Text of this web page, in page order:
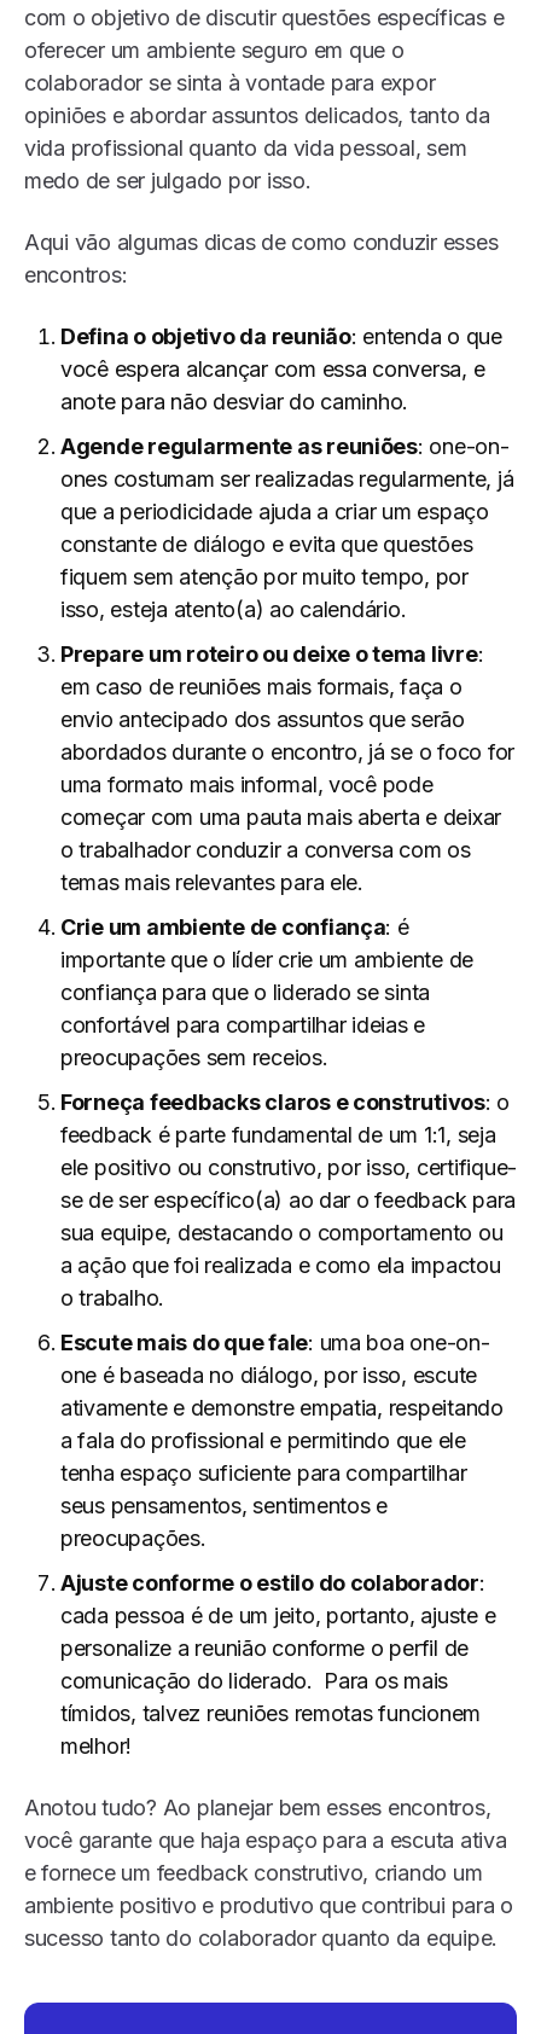
com o objetivo de discutir questões específicas e
oferecer um ambiente seguro em que o
colaborador se sinta à vontade para expor
opiniões e abordar assuntos delicados, tanto da
vida profissional quanto da vida pessoal, sem
medo de ser julgado por isso.
Aqui vão algumas dicas de como conduzir esses
encontros:
Defina o objetivo da reunião: entenda o que
você espera alcançar com essa conversa, e
anote para não desviar do caminho.
Agende regularmente as reuniões: one-on-
ones costumam ser realizadas regularmente, já
que a periodicidade ajuda a criar um espaço
constante de diálogo e evita que questões
fiquem sem atenção por muito tempo, por
isso, esteja atento(a) ao calendário.
Prepare um roteiro ou deixe o tema livre:
em caso de reuniões mais formais, faça o
envio antecipado dos assuntos que serão
abordados durante o encontro, já se o foco for
uma formato mais informal, você pode
começar com uma pauta mais aberta e deixar
o trabalhador conduzir a conversa com os
temas mais relevantes para ele.
Crie um ambiente de confiança: é
importante que o líder crie um ambiente de
confiança para que o liderado se sinta
confortável para compartilhar ideias e
preocupações sem receios.
Forneça feedbacks claros e construtivos: o
feedback é parte fundamental de um 1:1, seja
ele positivo ou construtivo, por isso, certifique-
se de ser específico(a) ao dar o feedback para
sua equipe, destacando o comportamento ou
a ação que foi realizada e como ela impactou
o trabalho.
Escute mais do que fale: uma boa one-on-
one é baseada no diálogo, por isso, escute
ativamente e demonstre empatia, respeitando
a fala do profissional e permitindo que ele
tenha espaço suficiente para compartilhar
seus pensamentos, sentimentos e
preocupações.
Ajuste conforme o estilo do colaborador:
cada pessoa é de um jeito, portanto, ajuste e
personalize a reunião conforme o perfil de
comunicação do liderado. Para os mais
tímidos, talvez reuniões remotas funcionem
melhor!
Anotou tudo? Ao planejar bem esses encontros,
você garante que haja espaço para a escuta ativa
e fornece um feedback construtivo, criando um
ambiente positivo e produtivo que contribui para o
sucesso tanto do colaborador quanto da equipe.